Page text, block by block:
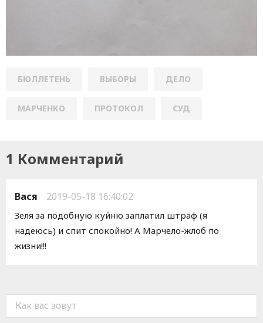
БЮЛЛЕТЕНЬ ВЫБОРЫ ДЕЛО
МАРЧЕНКО ПРОТОКОЛ СУД
1 Комментарий
Вася 2019-05-18 16:40:02
Зеля за подобную куйню заплатил штраф (я
надеюсь) и спит спокойно! А Марчело-жлоб по
жизни!!!